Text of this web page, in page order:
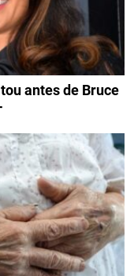
antes de Bruce